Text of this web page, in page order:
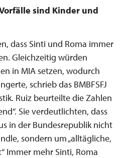
sind Kinder und
dass Sinti und Roma immer
Gleichzeitig würden
in MIA setzen, wodurch
schrieb das BMBFSFJ
Ruiz beurteilte die Zahlen
Sie verdeutlichten, dass
in der Bundesrepublik nicht
sondern um „alltägliche,
Immer mehr Sinti, Roma